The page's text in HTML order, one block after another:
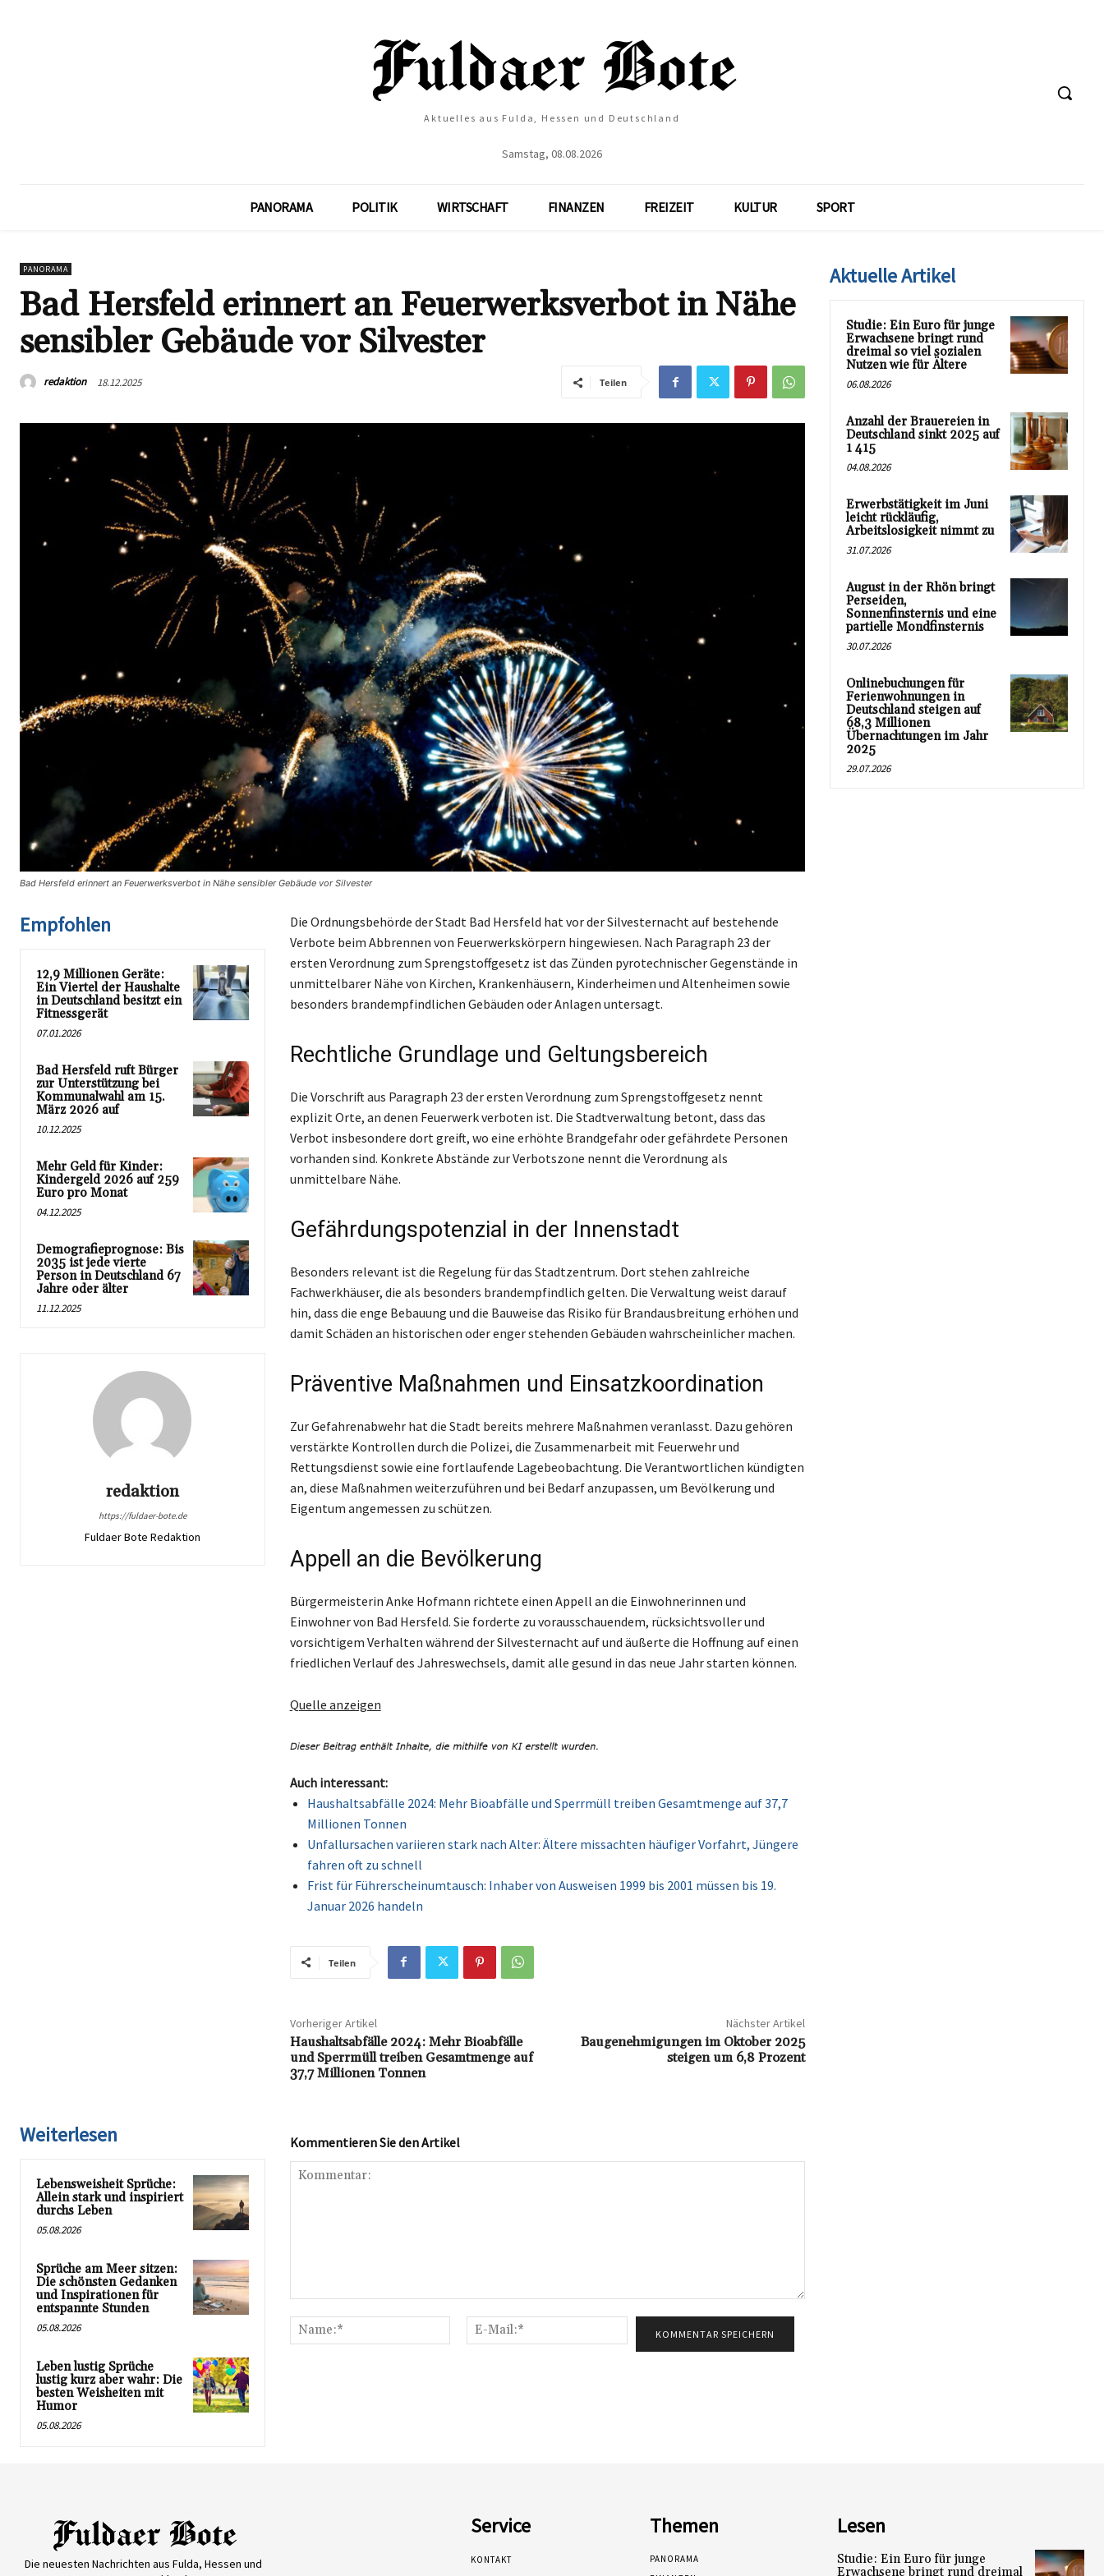
Aktuelles aus Fulda, Hessen und Deutschland
Samstag, 08.08.2026
PANORAMA POLITIK WIRTSCHAFT FINANZEN FREIZEIT KULTUR SPORT
PANORAMA
Bad Hersfeld erinnert an Feuerwerksverbot in Nähe
sensibler Gebäude vor Silvester
redaktion 18.12.2025 Teilen
Bad Hersfeld erinnert an Feuerwerksverbot in Nähe sensibler Gebäude vor Silvester
Empfohlen
12,9 Millionen Geräte:
Ein Viertel der Haushalte
in Deutschland besitzt ein
Fitnessgerät
07.01.2026
Bad Hersfeld ruft Bürger
zur Unterstützung bei
Kommunalwahl am 15.
März 2026 auf
10.12.2025
Mehr Geld für Kinder:
Kindergeld 2026 auf 259
Euro pro Monat
04.12.2025
Demografieprognose: Bis
2035 ist jede vierte
Person in Deutschland 67
Jahre oder älter
11.12.2025
redaktion
https://fuldaer-bote.de
Fuldaer Bote Redaktion
Die Ordnungsbehörde der Stadt Bad Hersfeld hat vor der Silvesternacht auf bestehende
Verbote beim Abbrennen von Feuerwerkskörpern hingewiesen. Nach Paragraph 23 der
ersten Verordnung zum Sprengstoffgesetz ist das Zünden pyrotechnischer Gegenstände in
unmittelbarer Nähe von Kirchen, Krankenhäusern, Kinderheimen und Altenheimen sowie
besonders brandempfindlichen Gebäuden oder Anlagen untersagt.
Rechtliche Grundlage und Geltungsbereich
Die Vorschrift aus Paragraph 23 der ersten Verordnung zum Sprengstoffgesetz nennt
explizit Orte, an denen Feuerwerk verboten ist. Die Stadtverwaltung betont, dass das
Verbot insbesondere dort greift, wo eine erhöhte Brandgefahr oder gefährdete Personen
vorhanden sind. Konkrete Abstände zur Verbotszone nennt die Verordnung als
unmittelbare Nähe.
Gefährdungspotenzial in der Innenstadt
Besonders relevant ist die Regelung für das Stadtzentrum. Dort stehen zahlreiche
Fachwerkhäuser, die als besonders brandempfindlich gelten. Die Verwaltung weist darauf
hin, dass die enge Bebauung und die Bauweise das Risiko für Brandausbreitung erhöhen und
damit Schäden an historischen oder enger stehenden Gebäuden wahrscheinlicher machen.
Präventive Maßnahmen und Einsatzkoordination
Zur Gefahrenabwehr hat die Stadt bereits mehrere Maßnahmen veranlasst. Dazu gehören
verstärkte Kontrollen durch die Polizei, die Zusammenarbeit mit Feuerwehr und
Rettungsdienst sowie eine fortlaufende Lagebeobachtung. Die Verantwortlichen kündigten
an, diese Maßnahmen weiterzuführen und bei Bedarf anzupassen, um Bevölkerung und
Eigentum angemessen zu schützen.
Appell an die Bevölkerung
Bürgermeisterin Anke Hofmann richtete einen Appell an die Einwohnerinnen und
Einwohner von Bad Hersfeld. Sie forderte zu vorausschauendem, rücksichtsvoller und
vorsichtigem Verhalten während der Silvesternacht auf und äußerte die Hoffnung auf einen
friedlichen Verlauf des Jahreswechsels, damit alle gesund in das neue Jahr starten können.
Quelle anzeigen
Auch interessant:
Haushaltsabfälle 2024: Mehr Bioabfälle und Sperrmüll treiben Gesamtmenge auf 37,7
Millionen Tonnen
Unfallursachen variieren stark nach Alter: Ältere missachten häufiger Vorfahrt, Jüngere
fahren oft zu schnell
Frist für Führerscheinumtausch: Inhaber von Ausweisen 1999 bis 2001 müssen bis 19.
Januar 2026 handeln
Teilen
Vorheriger Artikel
Haushaltsabfälle 2024: Mehr Bioabfälle
und Sperrmüll treiben Gesamtmenge auf
37,7 Millionen Tonnen
Nächster Artikel
Baugenehmigungen im Oktober 2025
steigen um 6,8 Prozent
Weiterlesen
Lebensweisheit Sprüche:
Allein stark und inspiriert
durchs Leben
05.08.2026
Sprüche am Meer sitzen:
Die schönsten Gedanken
und Inspirationen für
entspannte Stunden
05.08.2026
Leben lustig Sprüche
lustig kurz aber wahr: Die
besten Weisheiten mit
Humor
05.08.2026
Kommentieren Sie den Artikel
Name:*
Mail:*
Aktuelle Artikel
Studie: Ein Euro für junge
Erwachsene bringt rund
dreimal so viel sozialen
Nutzen wie für Ältere
06.08.2026
Anzahl der Brauereien in
Deutschland sinkt 2025 auf
1 415
04.08.2026
Erwerbstätigkeit im Juni
leicht rückläufig,
Arbeitslosigkeit nimmt zu
31.07.2026
August in der Rhön bringt
Perseiden,
Sonnenfinsternis und eine
partielle Mondfinsternis
30.07.2026
Onlinebuchungen für
Ferienwohnungen in
Deutschland steigen auf
68,3 Millionen
Übernachtungen im Jahr
2025
29.07.2026
Die neuesten Nachrichten aus Fulda, Hessen und
Service
KONTAKT
Themen
PANORAMA
Lesen
Studie: Ein Euro für junge
Erwachsene bringt rund dreimal